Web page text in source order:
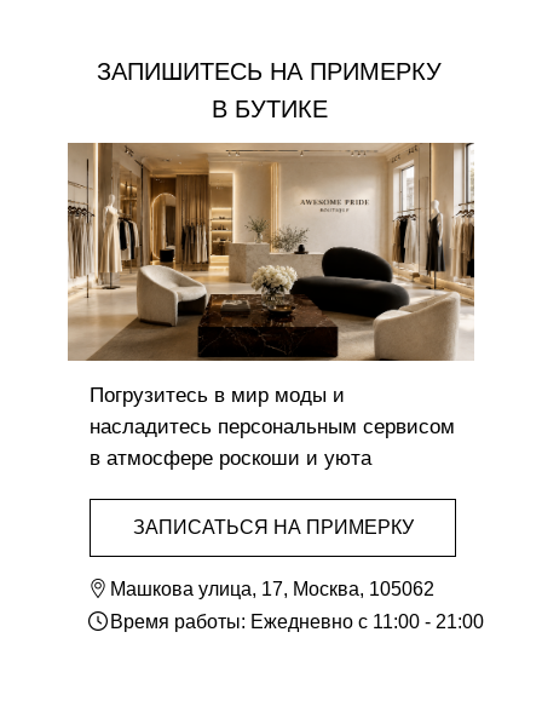
ЗАПИСАТЬСЯ НА ПРИМЕРКУ
ЗАПИШИТЕСЬ НА ПРИМЕРКУ
В БУТИКЕ
Погрузитесь в мир моды и
насладитесь персональным сервисом
в атмосфере роскоши и уюта
Машкова улица, 17, Москва, 105062
Время работы: Ежедневно с 11:00 - 21:00